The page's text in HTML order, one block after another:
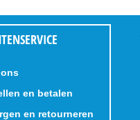
en betalen
en retourneren